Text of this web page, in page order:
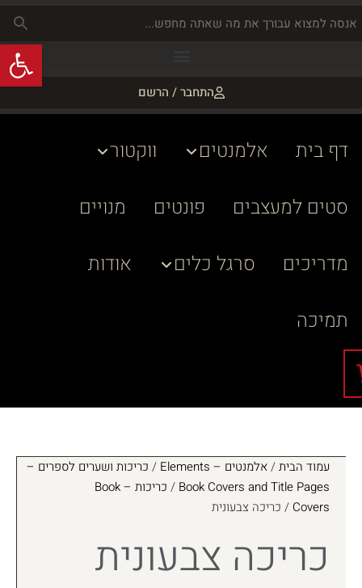
התחבר / הרשם
דף בית אלמנטים
ווקטור
סטים למעצבים
פונטים
מנויים
מדריכים
סרגל כלים
אודות
תמיכה
עמוד הבית/אלמנטים – Elements / כריכות ושערים לספרים –
Book Covers and Title Pages
/
כריכות – Book
Covers / כריכה צבעונית
כריכה צבעונית